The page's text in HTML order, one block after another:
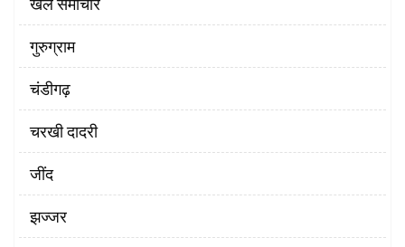
गुरुग्राम
चंडीगढ़
चरखी दादरी
‌जींद
झज्जर